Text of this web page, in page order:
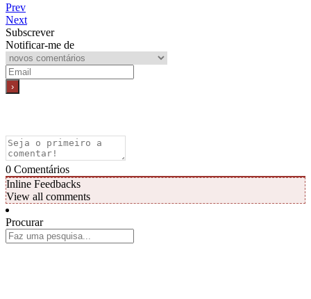
Prev
Next
Subscrever
Notificar-me de
0 Comentários
Inline Feedbacks
View all comments
Procurar